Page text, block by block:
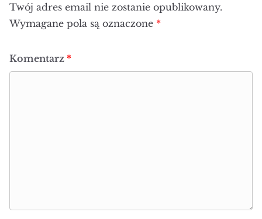
Twój adres email nie zostanie opublikowany.
Wymagane pola są oznaczone *
Komentarz *